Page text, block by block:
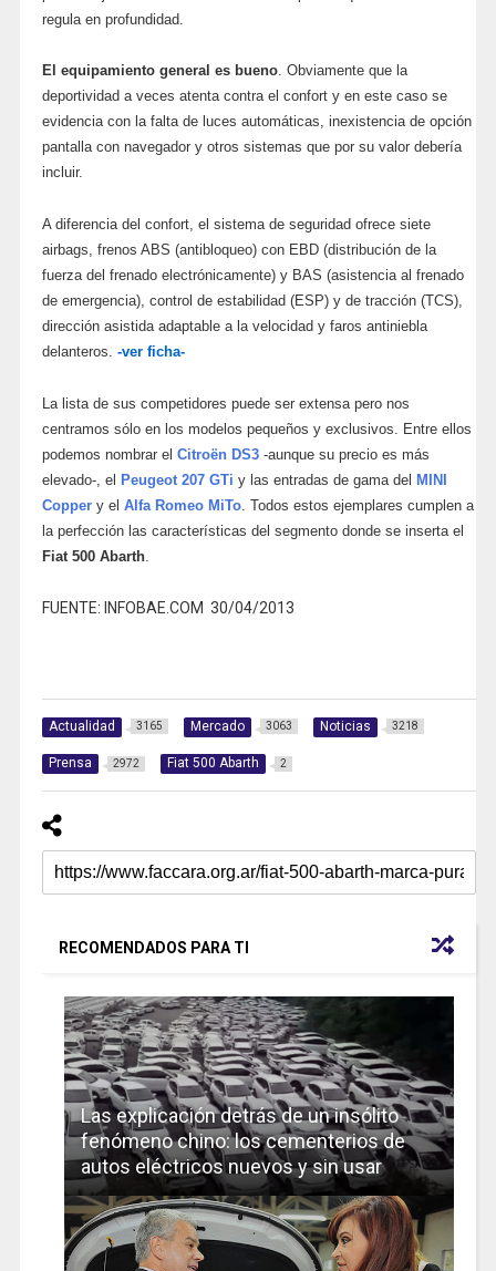
regula en profundidad.
El equipamiento general es bueno. Obviamente que la
deportividad a veces atenta contra el confort y en este caso se
evidencia con la falta de luces automáticas, inexistencia de opción
pantalla con navegador y otros sistemas que por su valor debería
incluir.
A diferencia del confort, el sistema de seguridad ofrece siete
airbags, frenos ABS (antibloqueo) con EBD (distribución de la
fuerza del frenado electrónicamente) y BAS (asistencia al frenado
de emergencia), control de estabilidad (ESP) y de tracción (TCS),
dirección asistida adaptable a la velocidad y faros antiniebla
delanteros. -ver ficha-
La lista de sus competidores puede ser extensa pero nos
centramos sólo en los modelos pequeños y exclusivos. Entre ellos
podemos nombrar el Citroën DS3-aunque su precio es más
elevado-, el Peugeot 207 GTi y las entradas de gama del MINI
Coppery el Alfa Romeo MiTo. Todos estos ejemplares cumplen a
la perfección las características del segmento donde se inserta el
Fiat 500 Abarth.
FUENTE: INFOBAE.COM 30/04/2013
Actualidad 3165 Mercado 3063 Noticias 3218
Prensa 2972 Fiat 500 Abarth 2
RECOMENDADOS PARA TI
Las explicación detrás de un insólito
fenómeno chino: los cementerios de
autos eléctricos nuevos y sin usar